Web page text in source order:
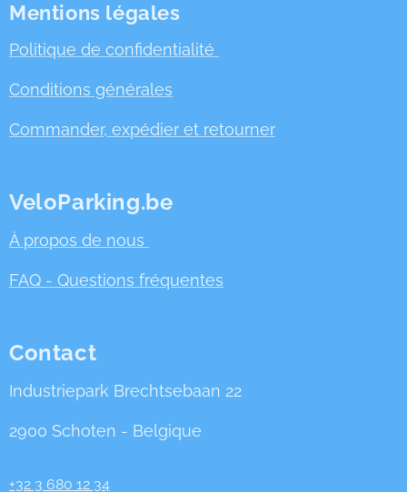
Mentions légales
Politique de confidentialité
Conditions générales
Commander, expédier et retourner
VeloParking.be
À propos de nous
FAQ - Questions fréquentes
Contact
Industriepark Brechtsebaan 22
2900 Schoten - Belgique
+32 3 680 12 34